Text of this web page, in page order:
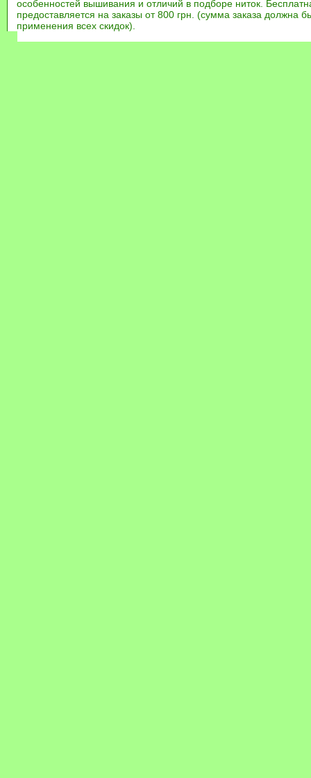
особенностей вышивания и отличий в подборе ниток.
предоставляется на заказы от 800 грн. (сумма заказа должна
применения всех скидок).